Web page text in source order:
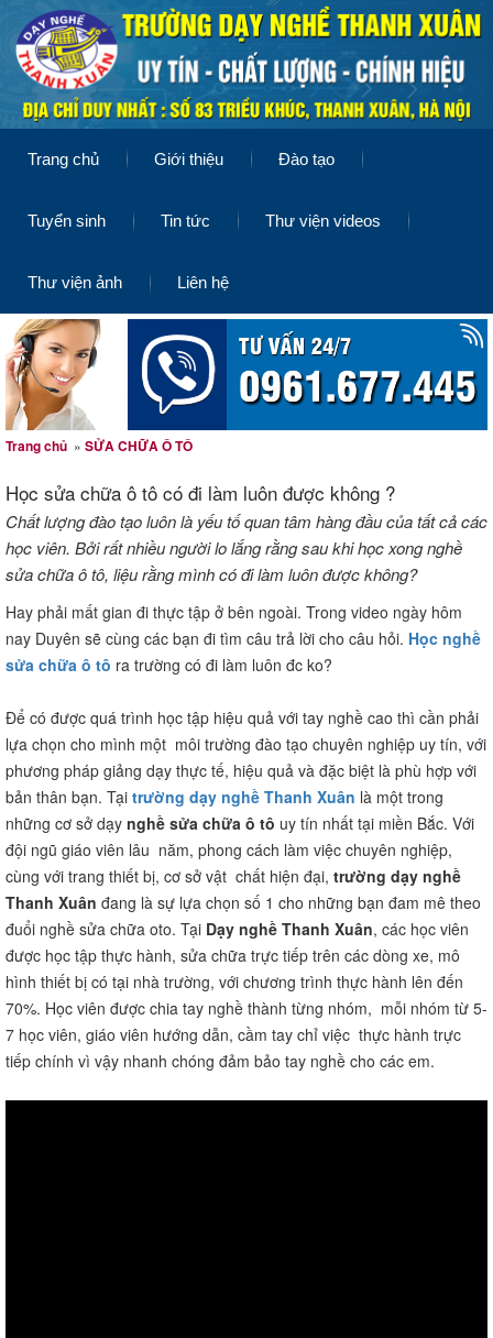
Trang chủ Giới thiệu Đào tạo
Tuyển sinh Tin tức Thư viện videos
Thư viện ảnh Liên hệ
Trang chủ » SỬA CHỮA Ô TÔ
Học sửa chữa ô tô có đi làm luôn được không ?
Chất lượng đào tạo luôn là yếu tố quan tâm hàng đầu của tất cả các
học viên. Bởi rất nhiều người lo lắng rằng sau khi học xong nghề
sửa chữa ô tô, liệu rằng mình có đi làm luôn được không?
Hay phải mất gian đi thực tập ở bên ngoài. Trong video ngày hôm
nay Duyên sẽ cùng các bạn đi tìm câu trả lời cho câu hỏi. Học nghề
sửa chữa ô tô ra trường có đi làm luôn đc ko?
Để có được quá trình học tập hiệu quả với tay nghề cao thì cần phải
lựa chọn cho mình một môi trường đào tạo chuyên nghiệp uy tín, với
phương pháp giảng dạy thực tế, hiệu quả và đặc biệt là phù hợp với
bản thân bạn. Tại trường dạy nghề Thanh Xuân là một trong
những cơ sở dạy nghề sửa chữa ô tô uy tín nhất tại miền Bắc. Với
đội ngũ giáo viên lâu năm, phong cách làm việc chuyên nghiệp,
cùng với trang thiết bị, cơ sở vật chất hiện đại, trường dạy nghề
Thanh Xuân đang là sự lựa chọn số 1 cho những bạn đam mê theo
đuổi nghề sửa chữa oto. Tại Dạy nghề Thanh Xuân, các học viên
được học tập thực hành, sửa chữa trực tiếp trên các dòng xe, mô
hình thiết bị có tại nhà trường, với chương trình thực hành lên đến
70%. Học viên được chia tay nghề thành từng nhóm, mỗi nhóm từ 5-
7 học viên, giáo viên hướng dẫn, cầm tay chỉ việc thực hành trực
tiếp chính vì vậy nhanh chóng đảm bảo tay nghề cho các em.